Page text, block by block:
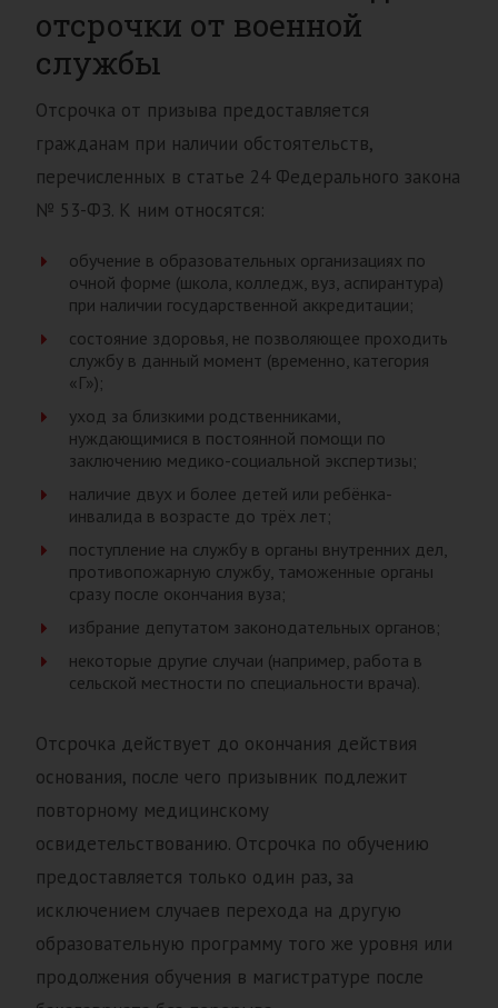
отсрочки от военной
службы
Отсрочка от призыва предоставляется
гражданам при наличии обстоятельств,
перечисленных в статье 24 Федерального закона
№ 53-ФЗ. К ним относятся:
обучение в образовательных организациях по
очной форме (школа, колледж, вуз, аспирантура)
при наличии государственной аккредитации;
состояние здоровья, не позволяющее проходить
службу в данный момент (временно, категория
«Г»);
уход за близкими родственниками,
нуждающимися в постоянной помощи по
заключению медико-социальной экспертизы;
наличие двух и более детей или ребёнка-
инвалида в возрасте до трёх лет;
поступление на службу в органы внутренних дел,
противопожарную службу, таможенные органы
сразу после окончания вуза;
избрание депутатом законодательных органов;
некоторые другие случаи (например, работа в
сельской местности по специальности врача).
Отсрочка действует до окончания действия
основания, после чего призывник подлежит
повторному медицинскому
освидетельствованию. Отсрочка по обучению
предоставляется только один раз, за
исключением случаев перехода на другую
образовательную программу того же уровня или
продолжения обучения в магистратуре после